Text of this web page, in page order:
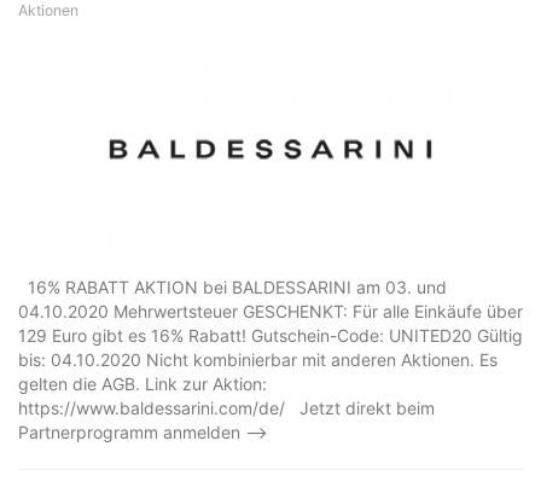
Aktionen
16% RABATT AKTION bei BALDESSARINI am 03. und
04.10.2020 Mehrwertsteuer GESCHENKT: Für alle Einkäufe über
129 Euro gibt es 16% Rabatt! Gutschein-Code: UNITED20 Gültig
bis: 04.10.2020 Nicht kombinierbar mit anderen Aktionen. Es
gelten die AGB. Link zur Aktion:
https://www.baldessarini.com/de/ Jetzt direkt beim
Partnerprogramm anmelden –>